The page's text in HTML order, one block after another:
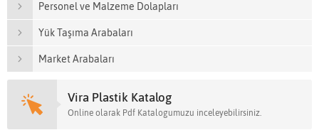
Personel ve Malzeme Dolapları
Yük Taşıma Arabaları
Market Arabaları
Vira Plastik Katalog
Online olarak Pdf Katalogumuzu inceleyebilirsiniz.